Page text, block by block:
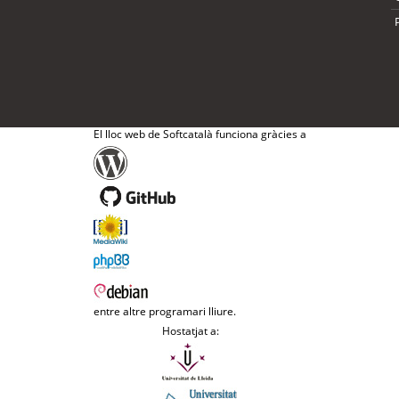
El lloc web de Softcatalà funciona gràcies a
entre altre programari lliure.
Hostatjat a: